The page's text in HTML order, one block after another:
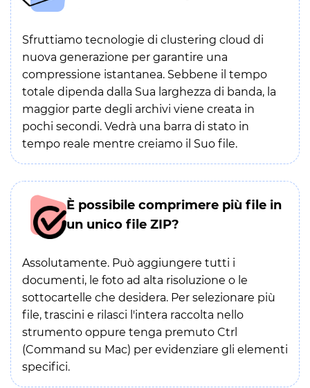
Sfruttiamo tecnologie di clustering cloud di
nuova generazione per garantire una
compressione istantanea. Sebbene il tempo
totale dipenda dalla Sua larghezza di banda, la
maggior parte degli archivi viene creata in
pochi secondi. Vedrà una barra di stato in
tempo reale mentre creiamo il Suo file.
È possibile comprimere più file in
un unico file ZIP?
Assolutamente. Può aggiungere tutti i
documenti, le foto ad alta risoluzione o le
sottocartelle che desidera. Per selezionare più
file, trascini e rilasci l'intera raccolta nello
strumento oppure tenga premuto Ctrl
(Command su Mac) per evidenziare gli elementi
specifici.